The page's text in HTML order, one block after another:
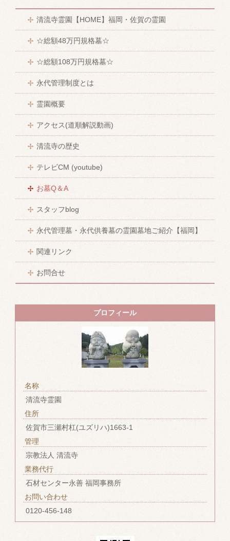
清流寺霊園【HOME】福岡・佐賀の霊園
☆総額48万円規格墓☆
☆総額108万円規格墓☆
永代管理制度とは
霊園概要
アクセス(道順解説動画)
清流寺の歴史
テレビCM (youtube)
お墓Q＆A
スタッフblog
永代管理墓・永代供養墓の霊園墓地ご紹介【福岡】
関連リンク
お問合せ
プロフィール
名称
清流寺霊園
住所
佐賀市三瀬村杠(ユズリハ)1663-1
管理
宗教法人 清流寺
業務代行
石材センター永善 福岡事務所
お問い合わせ
0120-456-148